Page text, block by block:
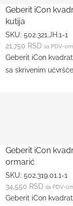
Geberit iCon
kutija
SKU: 502.321.JH.1-1
21,750 RSD sa PDV-om
Geberit iCon
sa skrivenim
Geberit iCon
ormarić
SKU: 502.319.01.1-1
34,550 RSD sa PDV-
Geberit iCon